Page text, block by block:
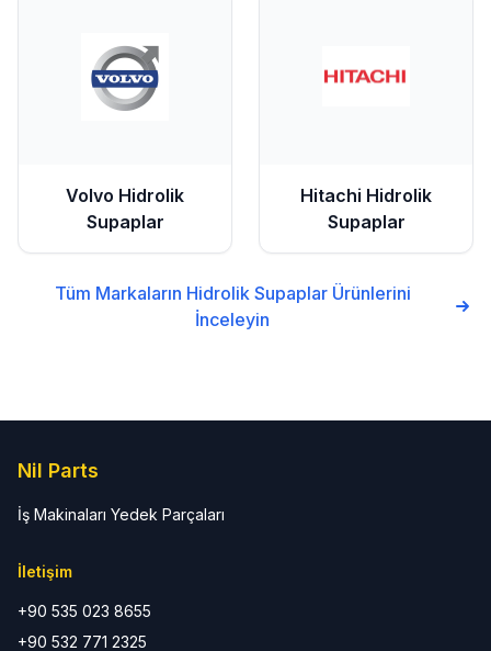
Volvo Hidrolik
Supaplar
Hitachi Hidrolik
Supaplar
Tüm Markaların Hidrolik SupaplarÜrünlerini
İnceleyin
Nil Parts
İş Makinaları Yedek Parçaları
İletişim
+90 535 023 8655
+90 532 771 2325